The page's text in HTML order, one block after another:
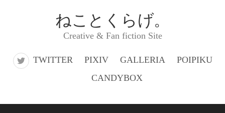
ス
ねことくらげ。
Creative & Fan fiction Site
TWITTER PIXIV GALLERIA
POIPIKU
CANDYBOX